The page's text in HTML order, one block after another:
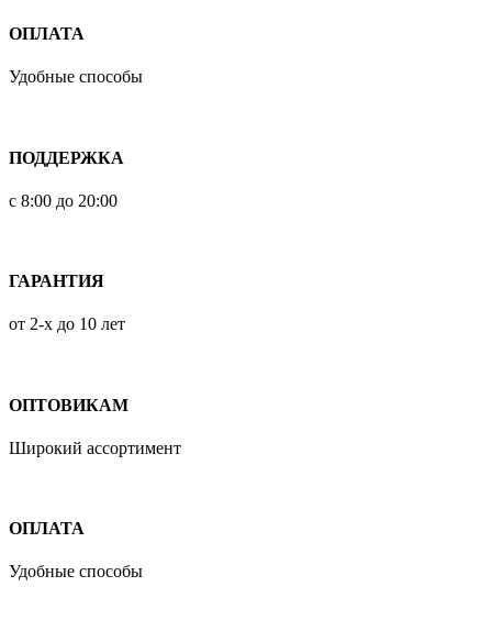
ОПЛАТА
Удобные способы
ПОДДЕРЖКА
с 8:00 до 20:00
ГАРАНТИЯ
от 2-х до 10 лет
ОПТОВИКАМ
Широкий ассортимент
ОПЛАТА
Удобные способы